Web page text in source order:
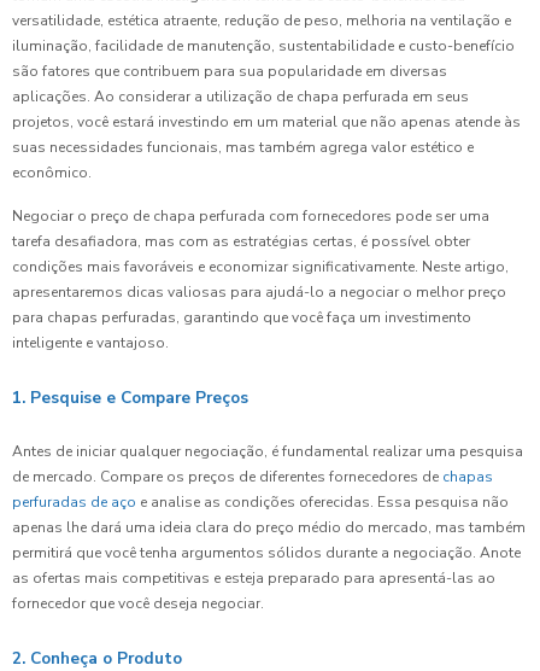
versatilidade, estética atraente, redução de peso, melhoria na ventilação e
iluminação, facilidade de manutenção, sustentabilidade e custo-benefício
são fatores que contribuem para sua popularidade em diversas
aplicações. Ao considerar a utilização de chapa perfurada em seus
projetos, você estará investindo em um material que não apenas atende às
suas necessidades funcionais, mas também agrega valor estético e
econômico.
Negociar o preço de chapa perfurada com fornecedores pode ser uma
tarefa desafiadora, mas com as estratégias certas, é possível obter
condições mais favoráveis e economizar significativamente. Neste artigo,
apresentaremos dicas valiosas para ajudá-lo a negociar o melhor preço
para chapas perfuradas, garantindo que você faça um investimento
inteligente e vantajoso.
1. Pesquise e Compare Preços
Antes de iniciar qualquer negociação, é fundamental realizar uma pesquisa
de mercado. Compare os preços de diferentes fornecedores de chapas
perfuradas de aço e analise as condições oferecidas. Essa pesquisa não
apenas lhe dará uma ideia clara do preço médio do mercado, mas também
permitirá que você tenha argumentos sólidos durante a negociação. Anote
as ofertas mais competitivas e esteja preparado para apresentá-las ao
fornecedor que você deseja negociar.
2. Conheça o Produto